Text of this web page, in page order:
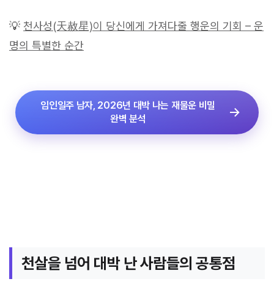
💡 천사성(天赦星)이 당신에게 가져다줄 행운의 기회 – 운
명의 특별한 순간
임인일주 남자, 2026년 대박 나는 재물운 비밀
완벽 분석
천살을 넘어 대박 난 사람들의 공통점